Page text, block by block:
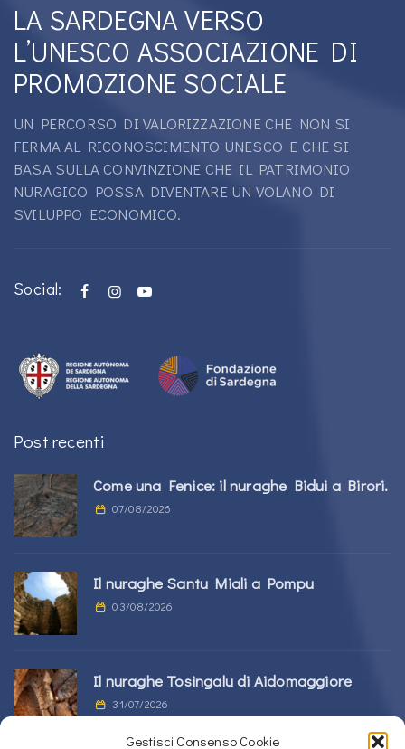
Gestisci Consenso Cookie
LA SARDEGNA VERSO
L’UNESCO ASSOCIAZIONE DI
PROMOZIONE SOCIALE
UN PERCORSO DI VALORIZZAZIONE CHE NON SI
FERMA AL RICONOSCIMENTO UNESCO E CHE SI
BASA SULLA CONVINZIONE CHE IL PATRIMONIO
NURAGICO POSSA DIVENTARE UN VOLANO DI
SVILUPPO ECONOMICO.
Social:
Post recenti
Come una Fenice: il nuraghe Bidui a Birori.
07/08/2026
Il nuraghe Santu Miali a Pompu
03/08/2026
Il nuraghe Tosingalu di Aidomaggiore
31/07/2026